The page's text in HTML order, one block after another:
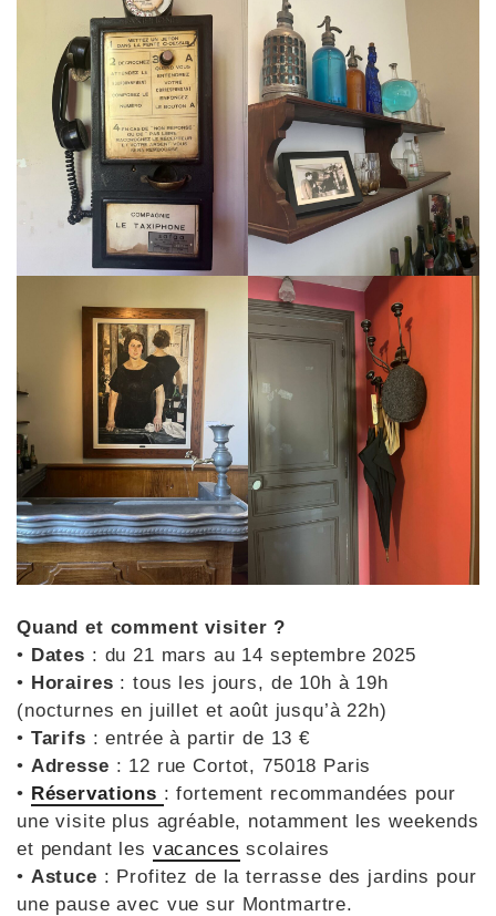
Quand et comment visiter ?
• Dates : du 21 mars au 14 septembre 2025
• Horaires : tous les jours, de 10h à 19h
(nocturnes en juillet et août jusqu’à 22h)
• Tarifs : entrée à partir de 13 €
• Adresse : 12 rue Cortot, 75018 Paris
• Réservations : fortement recommandées pour
une visite plus agréable, notamment les weekends
et pendant les vacances scolaires
• Astuce : Profitez de la terrasse des jardins pour
une pause avec vue sur Montmartre.